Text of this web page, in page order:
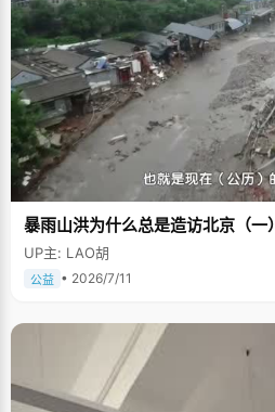
暴雨山洪为什么总是造访北京（一）
UP主: LAO胡
公益 • 2026/7/11